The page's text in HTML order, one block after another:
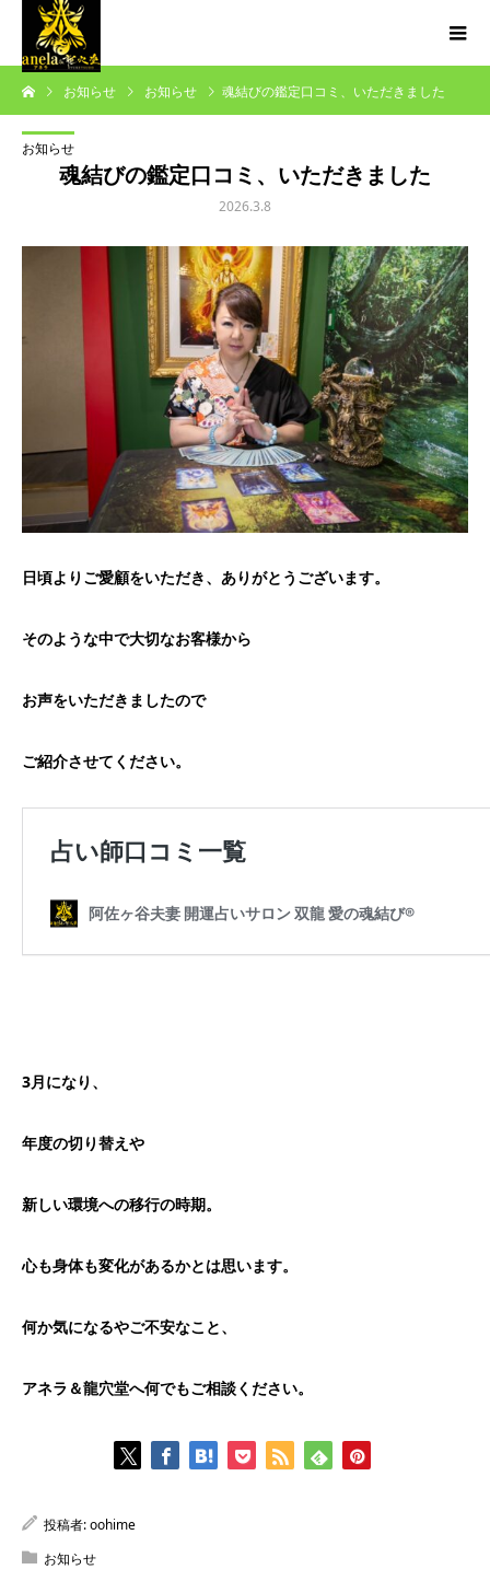
お知らせ お知らせ 魂結びの鑑定口コミ、いただきました
お知らせ
魂結びの鑑定口コミ、いただきました
2026.3.8
日頃よりご愛顧をいただき、ありがとうございます。
そのような中で大切なお客様から
お声をいただきましたので
ご紹介させてください。
3月になり、
年度の切り替えや
新しい環境への移行の時期。
心も身体も変化があるかとは思います。
何か気になるやご不安なこと、
アネラ＆龍穴堂へ何でもご相談ください。
投稿者:oohime
お知らせ